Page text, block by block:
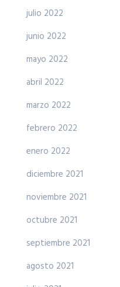
julio 2022
junio 2022
mayo 2022
abril 2022
marzo 2022
febrero 2022
enero 2022
diciembre 2021
noviembre 2021
octubre 2021
septiembre 2021
agosto 2021